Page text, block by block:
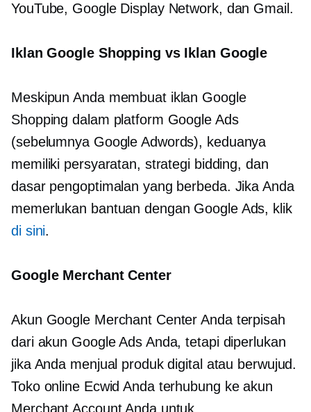
YouTube, Google Display Network, dan Gmail.
Iklan Google Shopping vs Iklan Google
Meskipun Anda membuat iklan Google
Shopping dalam platform Google Ads
(sebelumnya Google Adwords), keduanya
memiliki persyaratan, strategi bidding, dan
dasar pengoptimalan yang berbeda. Jika Anda
memerlukan bantuan dengan Google Ads, klik
di sini.
Google Merchant Center
Akun Google Merchant Center Anda terpisah
dari akun Google Ads Anda, tetapi diperlukan
jika Anda menjual produk digital atau berwujud.
Toko online Ecwid Anda terhubung ke akun
Merchant Account Anda untuk